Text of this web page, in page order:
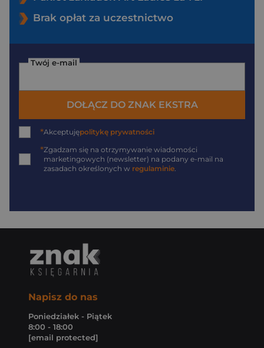
Brak opłat za uczestnictwo
Twój e-mail
DOŁĄCZ DO ZNAK EKSTRA
*Akceptujępolitykę prywatności
*Zgadzam się na otrzymywanie wiadomości
marketingowych (newsletter) na podany e-mail na
zasadach określonych w regulaminie.
Napisz do nas
Poniedziałek - Piątek
8:00 - 18:00
[email protected]